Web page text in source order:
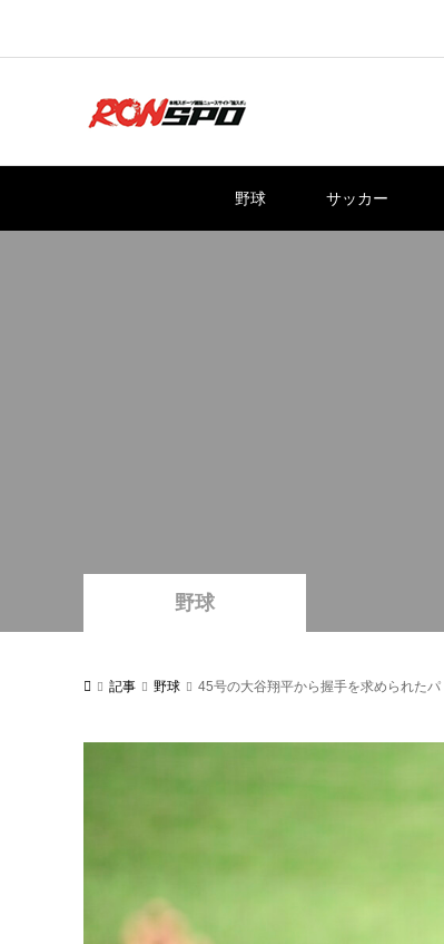
野球 サッカー
野球
記事 野球 45号の大谷翔平から握手を求められた